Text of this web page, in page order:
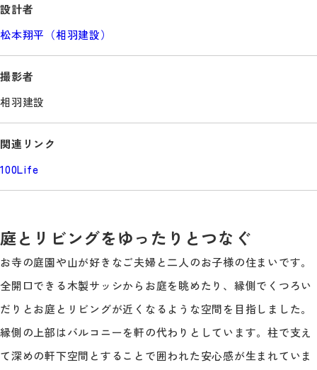
設計者
松本翔平（相羽建設）
撮影者
相羽建設
関連リンク
100Life
庭とリビングをゆったりとつなぐ
お寺の庭園や山が好きなご夫婦と二人のお子様の住まいです。
全開口できる木製サッシからお庭を眺めたり、縁側でくつろい
だりとお庭とリビングが近くなるような空間を目指しました。
縁側の上部はバルコニーを軒の代わりとしています。柱で支え
て深めの軒下空間とすることで囲われた安心感が生まれていま